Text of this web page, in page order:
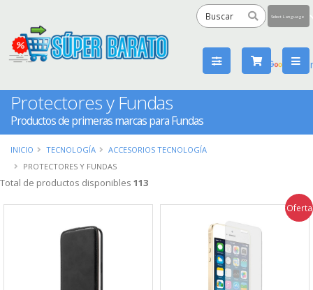
by
Protectores y Fundas
Productos de primeras marcas para Fundas
INICIO TECNOLOGÍA
ACCESORIOS TECNOLOGÍA
PROTECTORES Y FUNDAS
Total de productos disponibles 113
Oferta